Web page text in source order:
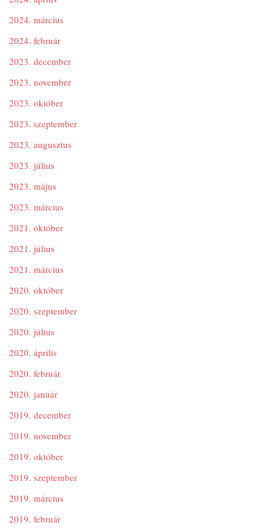
2024. március
2024. február
2023. december
2023. november
2023. október
2023. szeptember
2023. augusztus
2023. július
2023. május
2023. március
2021. október
2021. július
2021. március
2020. október
2020. szeptember
2020. július
2020. április
2020. február
2020. január
2019. december
2019. november
2019. október
2019. szeptember
2019. március
2019. február